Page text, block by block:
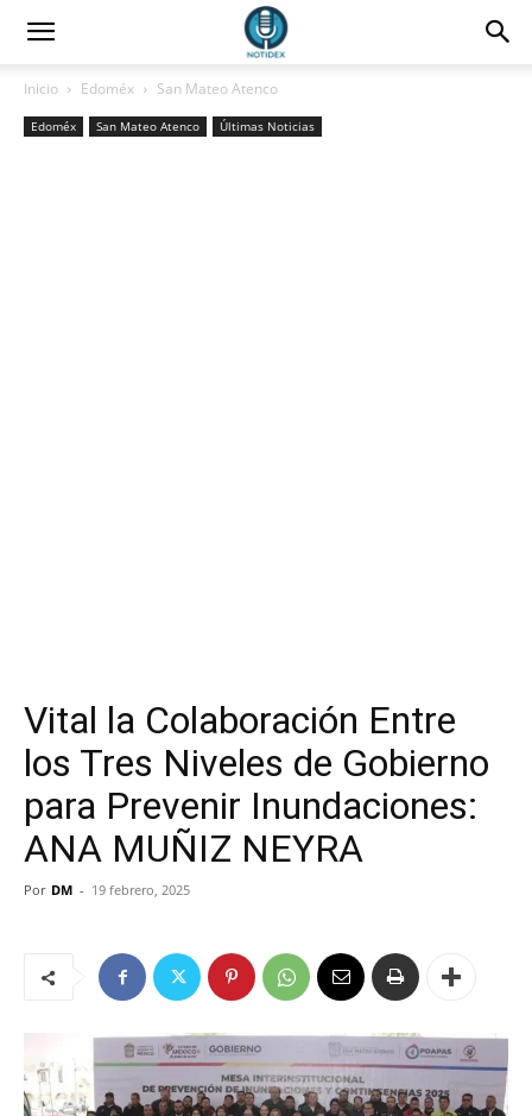
Inicio Edoméx San Mateo Atenco
Edoméx San Mateo Atenco Últimas Noticias
Vital la Colaboración Entre
los Tres Niveles de Gobierno
para Prevenir Inundaciones:
ANA MUÑIZ NEYRA
Por DM - 19 febrero, 2025